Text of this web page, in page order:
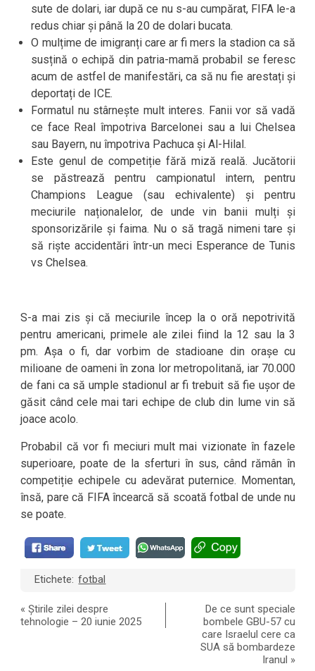
sute de dolari, iar după ce nu s-au cumpărat, FIFA le-a
redus chiar și până la 20 de dolari bucata.
O mulțime de imigranți care ar fi mers la stadion ca să
susțină o echipă din patria-mamă probabil se feresc
acum de astfel de manifestări, ca să nu fie arestați și
deportați de ICE.
Formatul nu stârnește mult interes. Fanii vor să vadă
ce face Real împotriva Barcelonei sau a lui Chelsea
sau Bayern, nu împotriva Pachuca și Al-Hilal.
Este genul de competiție fără miză reală. Jucătorii
se păstrează pentru campionatul intern, pentru
Champions League (sau echivalente) și pentru
meciurile naționalelor, de unde vin banii mulți și
sponsorizările și faima. Nu o să tragă nimeni tare și
să riște accidentări într-un meci Esperance de Tunis
vs Chelsea.
S-a mai zis și că meciurile încep la o oră nepotrivită
pentru americani, primele ale zilei fiind la 12 sau la 3
pm. Așa o fi, dar vorbim de stadioane din orașe cu
milioane de oameni în zona lor metropolitană, iar 70.000
de fani ca să umple stadionul ar fi trebuit să fie ușor de
găsit când cele mai tari echipe de club din lume vin să
joace acolo.
Probabil că vor fi meciuri mult mai vizionate în fazele
superioare, poate de la sferturi în sus, când rămân în
competiție echipele cu adevărat puternice. Momentan,
însă, pare că FIFA încearcă să scoată fotbal de unde nu
se poate.
Etichete: fotbal
«Știrile zilei despre
tehnologie – 20 iunie 2025
De ce sunt speciale
bombele GBU-57 cu
care Israelul cere ca
SUA să bombardeze
Iranul »